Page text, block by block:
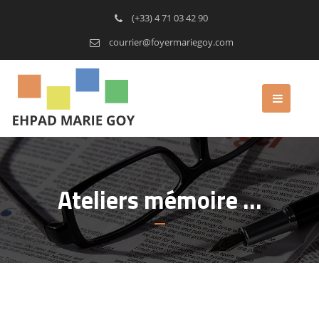
(+33) 4 71 03 42 90
courrier@foyermariegoy.com
Ateliers mémoire …